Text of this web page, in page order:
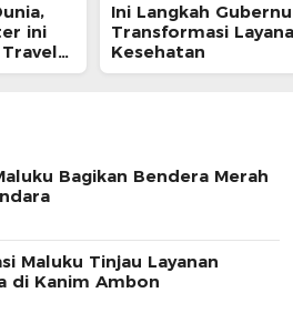
ini
Ini Langkah
Transformasi
Kesehatan
Bagikan Bendera Merah
Maluku Tinjau Layanan
di Kanim Ambon